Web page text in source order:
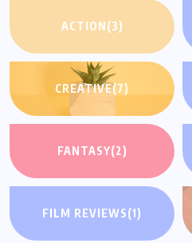
ACTION(3)
CREATIVE(7)
FANTASY(2)
FILM REVIEWS(1)